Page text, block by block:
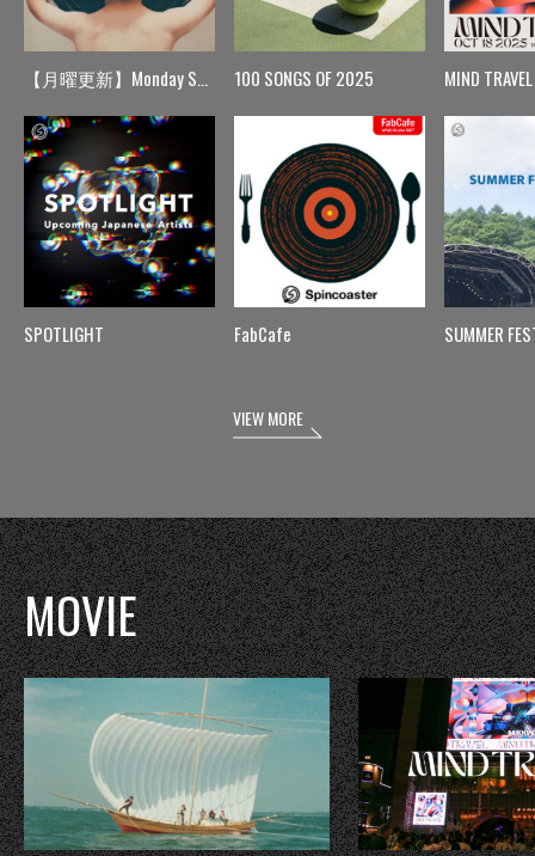
【月曜更新】Monday Spin
SPOTLIGHT
100 SONGS OF 2025
FabCafe
MIND TRAVEL
SUMMER
VIEW MORE
MOVIE